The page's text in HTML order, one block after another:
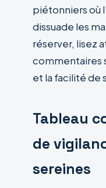
piétonniers où
dissuade les
réserver, lisez
commentaires
et la facilité de
Tableau
de
sereines